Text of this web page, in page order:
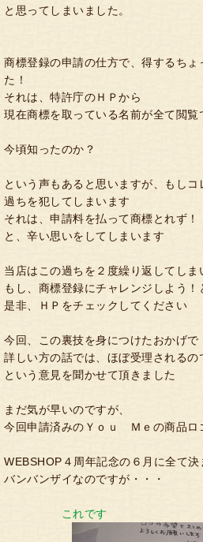
と思ってしまいました。
商標登録の申請の仕方で、得するちょ
た！
それは、特許庁のＨＰから
現在商標を取っている名前が全て閲覧
今頃知ったのか？
という声もあると思いますが、もし
過ちを犯してしまいます
それは、申請料を払って商標とれず！
と、辛い思いをしてしまいます
当店はこの過ちを２度繰り返してしま
もし、商標登録にチャレンジしよう！
是非、ＨＰをチェックしてください
今回、この裏技を身につけたおかげで
詳しい方の話では、ほぼ受理されるの
という意見を聞かせて頂きました
まだ気が早いのですが、
今回申請済みのＹｏｕ Ｍｅの商品ロ
WEBSHOP４周年記念の６月に全て決
バンバンザイなのですが・・・
これです